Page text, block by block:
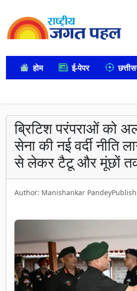
होम ई-पेपर
ब्रिटिश परंपराओं को
सेना की नई वर्दी नीति
से लेकर टैटू और मूंछों
Author: Manishankar Pandey